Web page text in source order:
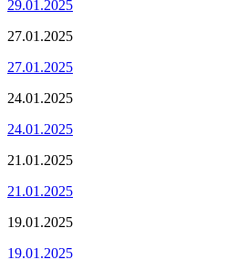
29.01.2025
27.01.2025
27.01.2025
24.01.2025
24.01.2025
21.01.2025
21.01.2025
19.01.2025
19.01.2025